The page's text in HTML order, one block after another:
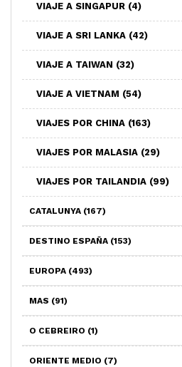
VIAJE A SINGAPUR (4)
VIAJE A SRI LANKA (42)
VIAJE A TAIWAN (32)
VIAJE A VIETNAM (54)
VIAJES POR CHINA (163)
VIAJES POR MALASIA (29)
VIAJES POR TAILANDIA (99)
CATALUNYA (167)
DESTINO ESPAÑA (153)
EUROPA (493)
MAS (91)
O CEBREIRO (1)
ORIENTE MEDIO (7)